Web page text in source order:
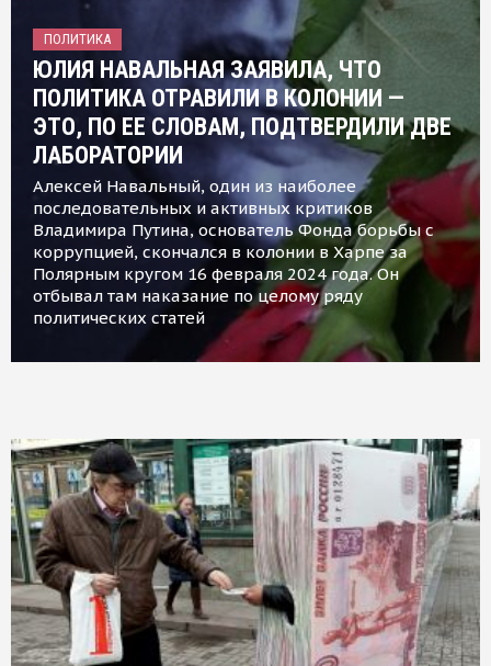
ПОЛИТИКА
ЮЛИЯ НАВАЛЬНАЯ ЗАЯВИЛА, ЧТО
ПОЛИТИКА ОТРАВИЛИ В КОЛОНИИ —
ЭТО, ПО ЕЕ СЛОВАМ, ПОДТВЕРДИЛИ ДВЕ
ЛАБОРАТОРИИ
Алексей Навальный, один из наиболее
последовательных и активных критиков
Владимира Путина, основатель Фонда борьбы с
коррупцией, скончался в колонии в Харпе за
Полярным кругом 16 февраля 2024 года. Он
отбывал там наказание по целому ряду
политических статей